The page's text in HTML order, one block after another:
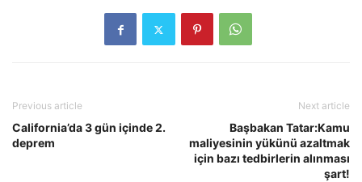
Previous article
California’da 3 gün içinde 2.
deprem
Next article
Başbakan Tatar:Kamu
maliyesinin yükünü azaltmak
için bazı tedbirlerin alınması
şart!